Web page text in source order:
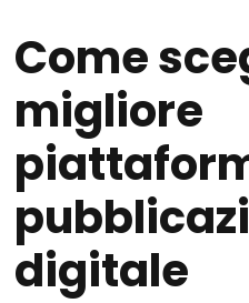
Come
migliore
digitale